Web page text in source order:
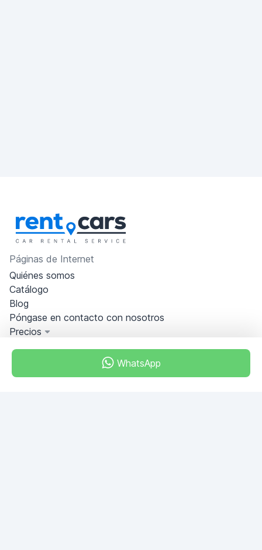
WhatsApp
Páginas de Internet
Quiénes somos
Catálogo
Blog
Póngase en contacto con nosotros
Precios
PREGUNTAS FRECUENTES
Hágase socio